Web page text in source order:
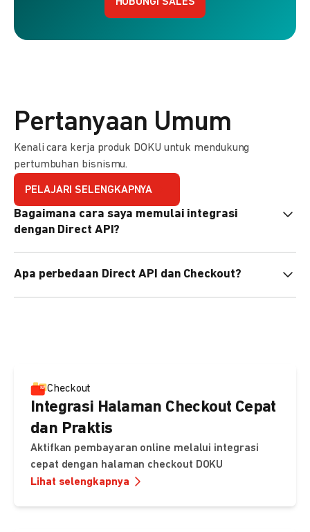
HUBUNGI SALES
Pertanyaan Umum
Kenali cara kerja produk DOKU untuk mendukung
pertumbuhan bisnismu.
PELAJARI SELENGKAPNYA
Bagaimana cara saya memulai integrasi
dengan Direct API?
pemrograman untuk membantu integrasi Anda. Pelajari
Apa perbedaan Direct API dan Checkout?
Checkout
Integrasi Halaman Checkout Cepat
dan Praktis
Aktifkan pembayaran online melalui integrasi
cepat dengan halaman checkout DOKU
Lihat selengkapnya